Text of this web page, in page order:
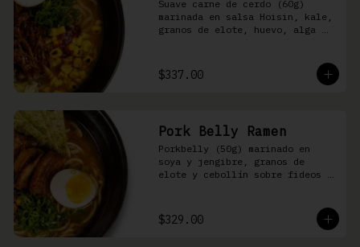
Suave carne de cerdo (60g)
marinada en salsa Hoisin, kale,
granos de elote, huevo, alga
cerdo
$337.00
Pork Belly Ramen
Porkbelly (50g) marinado en
soya y jengibre, granos de
elote y cebollín sobre fideos
$329.00